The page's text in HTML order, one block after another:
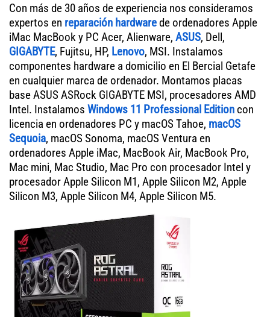
Con más de 30 años de experiencia nos consideramos
expertos en reparación hardwarede ordenadores Apple
iMac MacBook y PC Acer, Alienware, ASUS, Dell,
GIGABYTE, Fujitsu, HP, Lenovo, MSI. Instalamos
componentes hardware a domicilio en El Bercial Getafe
en cualquier marca de ordenador. Montamos placas
base ASUS ASRock GIGABYTE MSI, procesadores AMD
Intel. Instalamos Windows 11 Professional Edition con
licencia en ordenadores PC y macOS Tahoe, macOS
Sequoia, macOS Sonoma, macOS Ventura en
ordenadores Apple iMac, MacBook Air, MacBook Pro,
Mac mini, Mac Studio, Mac Pro con procesador Intel y
procesador Apple Silicon M1, Apple Silicon M2, Apple
Silicon M3, Apple Silicon M4, Apple Silicon M5.